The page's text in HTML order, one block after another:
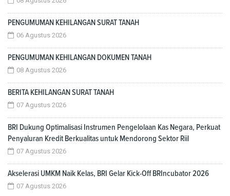
PENGUMUMAN KEHILANGAN SURAT TANAH
06 Agustus 2026
PENGUMUMAN KEHILANGAN DOKUMEN TANAH
08 Agustus 2026
BERITA KEHILANGAN SURAT TANAH
07 Agustus 2026
BRI Dukung Optimalisasi Instrumen Pengelolaan Kas Negara, Perkuat
Penyaluran Kredit Berkualitas untuk Mendorong Sektor Riil
07 Agustus 2026
Akselerasi UMKM Naik Kelas, BRI Gelar Kick-Off BRIncubator 2026
07 Agustus 2026